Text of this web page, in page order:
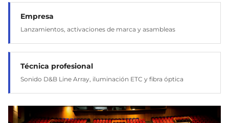
Empresa
Lanzamientos, activaciones de marca y asambleas
Técnica profesional
Sonido D&B Line Array, iluminación ETC y fibra óptica